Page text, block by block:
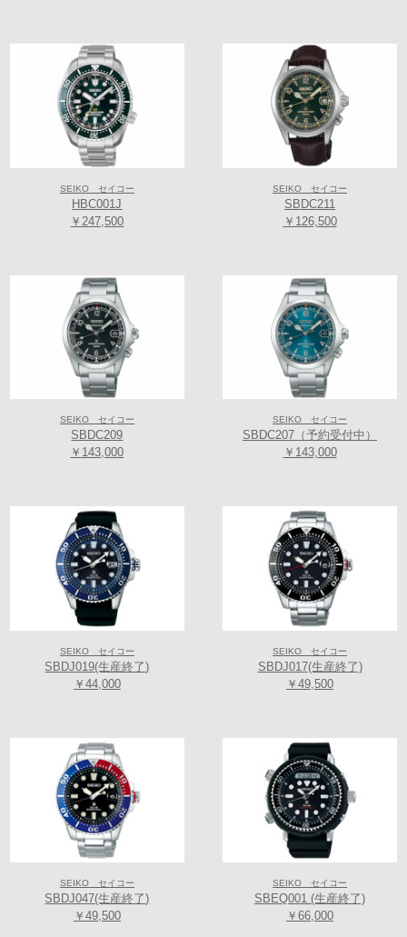
ショップ
〒545-0052 大阪府大阪市阿倍野区阿倍野筋1-6-1 あべのキューズモール
Q-227 2階
アクセスマップ)
TEL/FAX:06-6649-3366
〒590-0905 大阪府堺市堺区鉄砲町1番地 イオンモール堺鉄砲町2階
SEIKO セイコー
HBC001J
￥247,500
SEIKO セイコー
SBDC211
￥126,500
SEIKO セイコー
SBDC209
￥143,000
SEIKO セイコー
SBDC207（予約受付中）
￥143,000
SEIKO セイコー
SBDJ019(生産終了)
￥44,000
SEIKO セイコー
SBDJ017(生産終了)
￥49,500
SEIKO セイコー
SBDJ047(生産終了)
￥49,500
SEIKO セイコー
SBEQ001 (生産終了)
￥66,000